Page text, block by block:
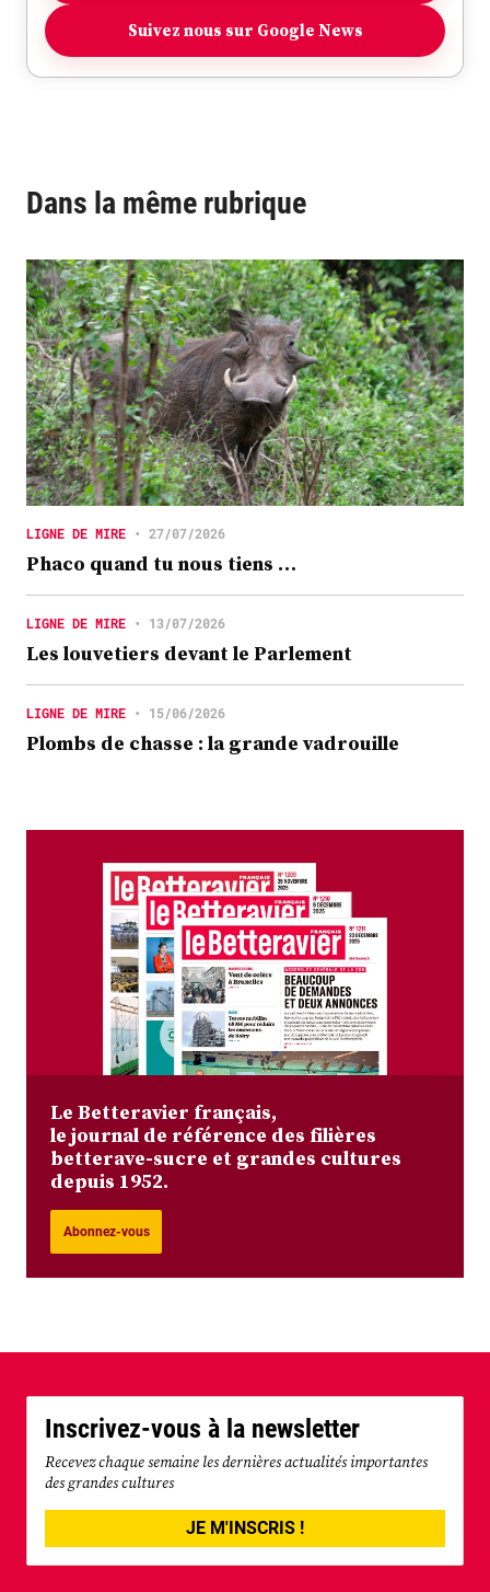
Suivez nous sur Google News
Dans la même rubrique
LIGNE DE MIRE • 27/07/2026
Phaco quand tu nous tiens …
LIGNE DE MIRE • 13/07/2026
Les louvetiers devant le Parlement
LIGNE DE MIRE • 15/06/2026
Plombs de chasse : la grande vadrouille
Le Betteravier français,
le journal de référence des filières
betterave-sucre et grandes cultures
depuis 1952.
Abonnez-vous
Inscrivez-vous à la newsletter
Recevez chaque semaine les dernières actualités importantes
des grandes cultures
JE M'INSCRIS !